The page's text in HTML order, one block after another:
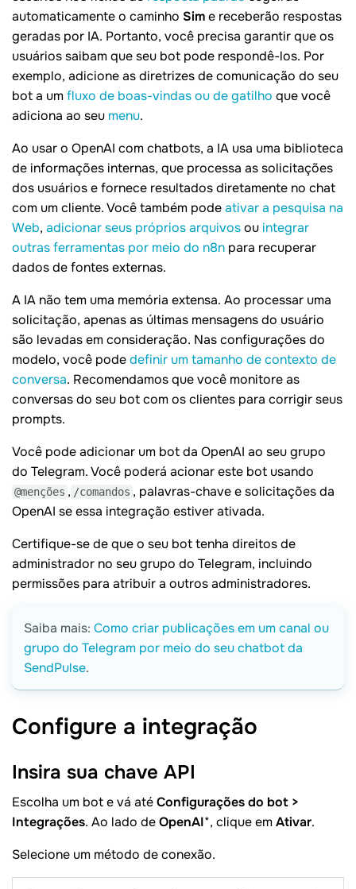
automaticamente o caminho Sime receberão respostas
geradas por IA. Portanto, você precisa garantir que os
usuários saibam que seu bot pode respondê-los. Por
exemplo, adicione as diretrizes de comunicação do seu
bot a umfluxo de boas-vindas ou de gatilho que você
adiciona ao seu menu.
Ao usar o OpenAI com chatbots, a IA usa uma biblioteca
de informações internas, que processa as solicitações
dos usuários e fornece resultados diretamente no chat
com um cliente. Você também podeativar a pesquisa na
Web, adicionar seus próprios arquivosou integrar
outras ferramentas por meio do n8n para recuperar
dados de fontes externas.
A IA não tem uma memória extensa. Ao processar uma
solicitação, apenas as últimas mensagens do usuário
são levadas em consideração. Nas configurações do
modelo, você podedefinir um tamanho de contexto de
conversa. Recomendamos que você monitore as
conversas do seu bot com os clientes para corrigir seus
prompts.
Você pode adicionar um bot da OpenAI ao seu grupo
do Telegram. Você poderá acionar este bot usando
@menções , /comandos , palavras-chave e solicitações da
OpenAI se essa integração estiver ativada.
Certifique-se de que o seu bot tenha direitos de
administrador no seu grupo do Telegram, incluindo
permissões para atribuir a outros administradores.
Saiba mais: Como criar publicações em um canal ou
grupo do Telegram por meio do seu chatbot da
SendPulse.
Configure a integração
Insira sua chave API
Escolha um bot e vá atéConfigurações do bot >
Integrações. Ao lado deOpenAI*, clique emAtivar.
Selecione um método de conexão.